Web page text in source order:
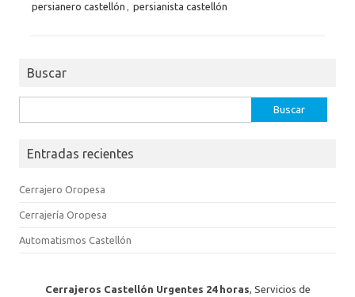
persianero castellón , persianista castellón
Buscar
Entradas recientes
Cerrajero Oropesa
Cerrajería Oropesa
Automatismos Castellón
Cerrajeros Castellón Urgentes 24 horas, Servicios de